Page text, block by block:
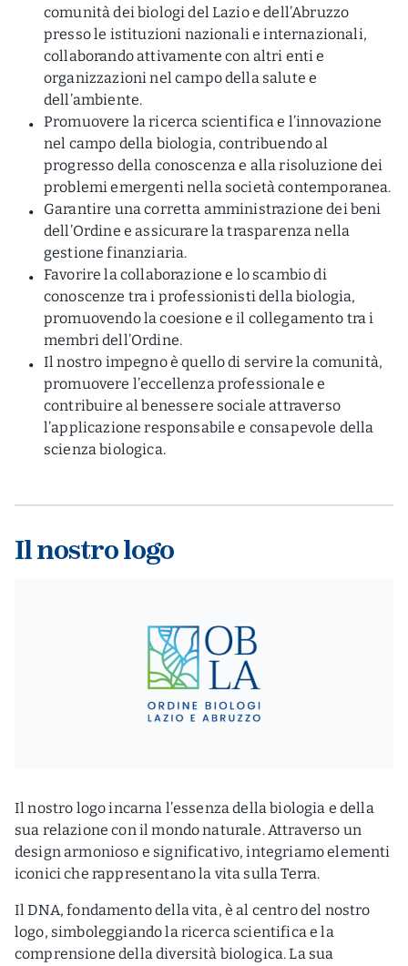
comunità dei biologi del Lazio e dell’Abruzzo
presso le istituzioni nazionali e internazionali,
collaborando attivamente con altri enti e
organizzazioni nel campo della salute e
dell’ambiente.
Promuovere la ricerca scientifica e l’innovazione
nel campo della biologia, contribuendo al
progresso della conoscenza e alla risoluzione dei
problemi emergenti nella società contemporanea.
Garantire una corretta amministrazione dei beni
dell’Ordine e assicurare la trasparenza nella
gestione finanziaria.
Favorire la collaborazione e lo scambio di
conoscenze tra i professionisti della biologia,
promuovendo la coesione e il collegamento tra i
membri dell’Ordine.
Il nostro impegno è quello di servire la comunità,
promuovere l’eccellenza professionale e
contribuire al benessere sociale attraverso
l’applicazione responsabile e consapevole della
scienza biologica.
Il nostro logo
Il nostro logo incarna l’essenza della biologia e della
sua relazione con il mondo naturale. Attraverso un
design armonioso e significativo, integriamo elementi
iconici che rappresentano la vita sulla Terra.
Il DNA, fondamento della vita, è al centro del nostro
logo, simboleggiando la ricerca scientifica e la
comprensione della diversità biologica. La sua